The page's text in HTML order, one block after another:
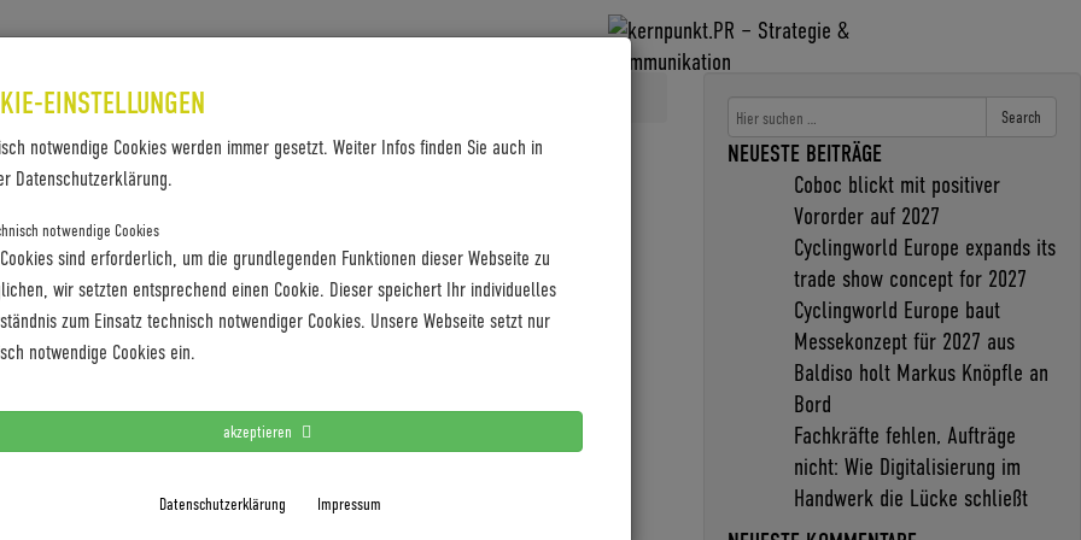
EINSTELLUNGEN
notwendige Cookies werden immer gesetzt. Weiter Infos finden Sie auch in
Datenschutzerklärung.
notwendige Cookies
sind erforderlich, um die grundlegenden Funktionen dieser Webseite zu
wir setzten entsprechend einen Cookie. Dieser speichert Ihr individuelles
zum Einsatz technisch notwendiger Cookies. Unsere Webseite setzt nur
notwendige Cookies ein.
akzeptieren
Datenschutzerklärung Impressum
IN ERINNERUNG
aus sieben Nationen gingen am vergangenen Wochenende bei der 3.
Örtchen Bernbeuren zum dritten Mal in ein rollendes
KLASSIK
Search
NEUESTE BEITRÄGE
Coboc blickt mit positiver
Vororder auf 2027
Cyclingworld Europe expands its
trade show concept for 2027
Cyclingworld Europe baut
Messekonzept für 2027 aus
Baldiso holt Markus Knöpfle an
Bord
Fachkräfte fehlen, Aufträge
nicht: Wie Digitalisierung im
Handwerk die Lücke schließt